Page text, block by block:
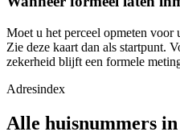
Moet u het perceel opmeten voor
Zie deze kaart dan als startpunt.
zekerheid blijft een formele
Adresindex
Alle huisnummers